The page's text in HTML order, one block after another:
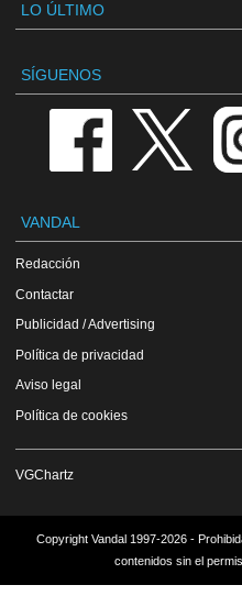
LO ÚLTIMO
SÍGUENOS
VANDAL
Redacción
Contactar
Publicidad / Advertising
Política de privacidad
Aviso legal
Política de cookies
VGChartz
Copyright Vandal 1997-2026 -
contenidos sin el